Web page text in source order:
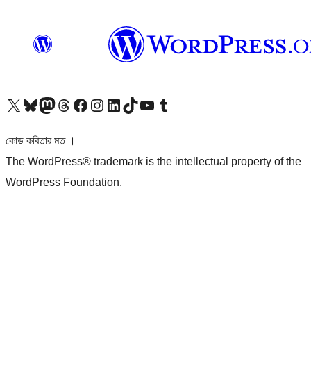
আমাদের X (আগের টুইটার) অ্যাকাউন্টে যানআমাদের Bluesky অ্যাকাউন্টটি দেখুনআমাদের মাস্টোডন অ্যাকাউন্টটি দেখুনআমাদের থ্রেডস অ্যাকাউন্টটি দেখুনআমাদের ফেসবুক পেজ দেখুনআমাদের ইন্সটাগ্রাম অ্যাকাউন্ট দেখুনআমাদের লিঙ্কডইন অ্যাকাউন্টে যানআমাদের TikTok অ্যাকাউন্টটি দেখুনআমাদের ইউটিউব চ্যানেলে যান আমাদের টাম্বলার অ্যাকাউন্ট দেখুন
কোড কবিতার মত ।
The WordPress® trademark is the intellectual property of the
WordPress Foundation.